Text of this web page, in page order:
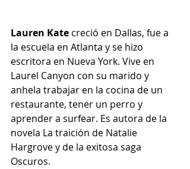
Lauren Kate creció en Dallas, fue a
la escuela en Atlanta y se hizo
escritora en Nueva York. Vive en
Laurel Canyon con su marido y
anhela trabajar en la cocina de un
restaurante, tener un perro y
aprender a surfear. Es autora de la
novela La traición de Natalie
Hargrove y de la exitosa saga
Oscuros.